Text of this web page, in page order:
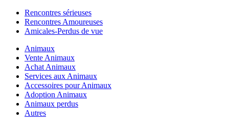
Rencontres sérieuses
Rencontres Amoureuses
Amicales-Perdus de vue
Animaux
Vente Animaux
Achat Animaux
Services aux Animaux
Accessoires pour Animaux
Adoption Animaux
Animaux perdus
Autres